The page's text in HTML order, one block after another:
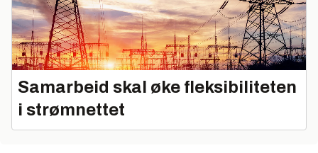
Samarbeid skal øke fleksibiliteten
i strømnettet